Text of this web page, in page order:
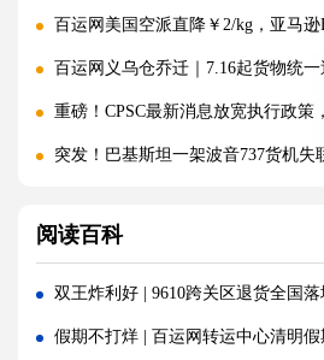
百运网美国空派直降￥2/kg，亚马逊
百运网义乌仓乔迁｜7.16起货物统一
重磅！CPSC最新消息放宽执行政策
突发！巴基斯坦一架波音737货机失
海运价格九连涨，外贸企业称一周一
警报!美国海关连发四道“封杀令”，
百运网邀您来上海双年展逛展领钱
阅读百科
双王炸利好 | 9610跨关区退货全国
假期不打烊 | 百运网转运中心清明